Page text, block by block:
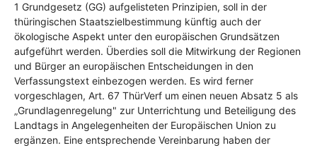
1 Grundgesetz (GG) aufgelisteten Prinzipien, soll in der
thüringischen Staatszielbestimmung künftig auch der
ökologische Aspekt unter den europäischen Grundsätzen
aufgeführt werden. Überdies soll die Mitwirkung der Regionen
und Bürger an europäischen Entscheidungen in den
Verfassungstext einbezogen werden. Es wird ferner
vorgeschlagen, Art. 67 ThürVerf um einen neuen Absatz 5 als
„Grundlagenregelung" zur Unterrichtung und Beteiligung des
Landtags in Angelegenheiten der Europäischen Union zu
ergänzen. Eine entsprechende Vereinbarung haben der